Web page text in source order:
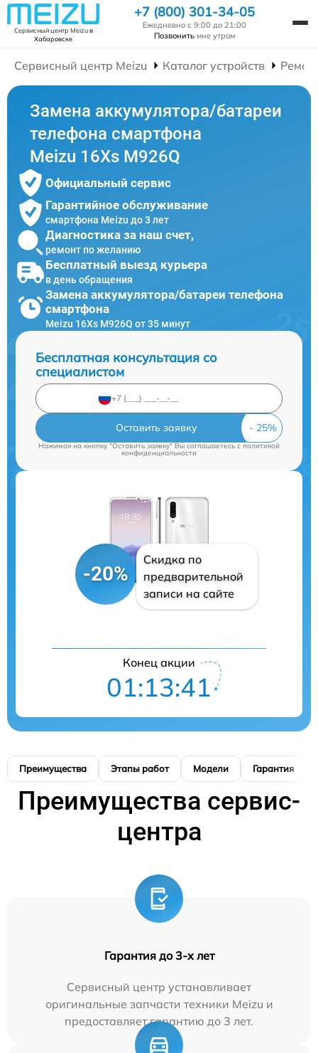
Сервисный центр Meizuв
Хабаровске
+7 (800) 301-34-05
Ежедневно с 9:00 до 21:00
Позвонить мне утром
Сервисный центр Meizu Каталог устройств
Замена аккумулятора/батареи
телефона смартфона
Meizu 16Xs M926Q
Официальный сервис
Гарантийное обслуживание
смартфона Meizu до 3 лет
Диагностика за наш счет,
ремонт по желанию
Бесплатный выезд курьера
в день обращения
Замена аккумулятора/батареи телефона
смартфона
Meizu 16Xs M926Q от 35 минут
Бесплатная консультация со
специалистом
Оставить заявку
Нажимая на кнопку "Оставить заявку" Вы соглашаетесь cполитикой
конфиденциальности
-20%
Скидка по
предварительной
записи на сайте
Конец акции
01:13:40
Преимущества Этапы работ Модели Гарантия
Преимущества сервис-
центра
Гарантия до 3-х лет
Сервисный центр устанавливает
оригинальные запчасти техники Meizu и
предоставляет гарантию до 3 лет.